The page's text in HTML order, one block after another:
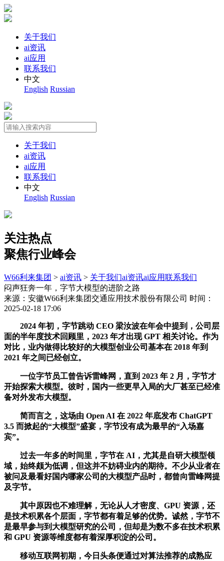
关于我们
ai资讯
ai应用
联系我们
中文
English Russian
关于我们
ai资讯
ai应用
联系我们
中文
English Russian
关注热点
聚焦行业峰会
W66利来集团 > ai资讯 > 关于我们ai资讯ai应用联系我们
闷声狂奔一年，字节大模型的进阶之路
来源：安徽W66利来集团交通应用技术股份有限公司 时间：
2025-02-18 17:06
2024 年初，字节跳动 CEO 梁汝波在年会中提到，公司层
面的半年度技术回顾里，2023 年才出现 GPT 相关讨论。作为
对比，业内做得比较好的大模型创业公司基本在 2018 年到
2021 年之间已经创立。
一位字节员工曾告诉雷峰网，直到 2023 年 2 月，字节才
开始探索大模型。彼时，国内一些更早入局的大厂甚至已经准
备对外发布大模型。
简而言之，这场由 Open AI 在 2022 年底发布 ChatGPT
3.5 而掀起的“大模型”盛宴，字节没有成为最早的“入场嘉
宾”。
过去一年多的时间里，字节在 AI，尤其是自研大模型领
域，始终颇为低调，但这并不妨碍业内的期待。不少从业者在
被问及最看好国内哪家公司的大模型产品时，都曾向雷峰网提
及字节。
其中原因也不难理解，无论从人才密度、GPU 资源，还
是技术积累各个层面，字节都有着足够的优势。诚然，字节不
是最早参与到大模型研究的公司，但却是为数不多在技术积累
和 GPU 资源等维度都有着深厚积淀的公司。
移动互联网初期，今日头条便通过对算法推荐的成熟应